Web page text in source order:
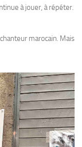
à jouer, à répéter.
marocain. Mais